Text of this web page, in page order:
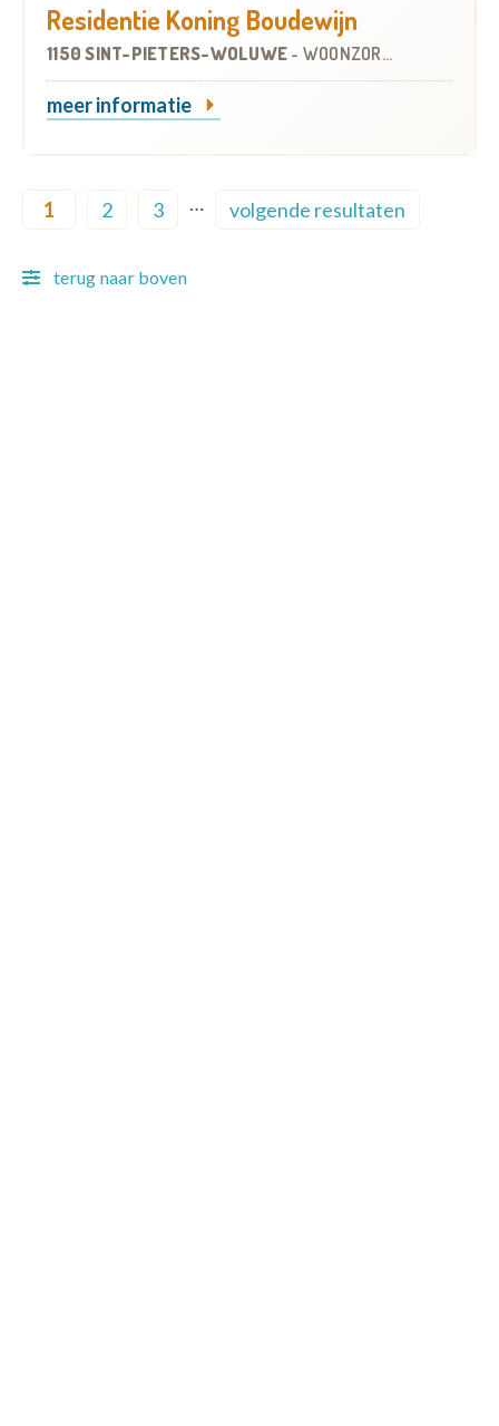
Residentie Koning Boudewijn
1150 SINT-PIETERS-WOLUWE - WOONZORGCENTRUM (WZC)
meer informatie
1 2 3
…
volgende resultaten
terug naar boven